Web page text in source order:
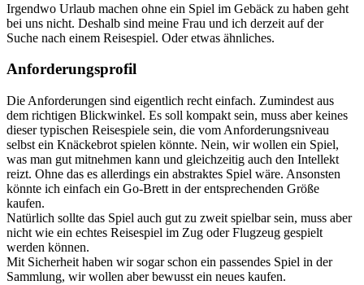
Irgendwo Urlaub machen ohne ein Spiel im Gebäck zu haben geht
bei uns nicht. Deshalb sind meine Frau und ich derzeit auf der
Suche nach einem Reisespiel. Oder etwas ähnliches.
Anforderungsprofil
Die Anforderungen sind eigentlich recht einfach. Zumindest aus
dem richtigen Blickwinkel. Es soll kompakt sein, muss aber keines
dieser typischen Reisespiele sein, die vom Anforderungsniveau
selbst ein Knäckebrot spielen könnte. Nein, wir wollen ein Spiel,
was man gut mitnehmen kann und gleichzeitig auch den Intellekt
reizt. Ohne das es allerdings ein abstraktes Spiel wäre. Ansonsten
könnte ich einfach ein Go-Brett in der entsprechenden Größe
kaufen.
Natürlich sollte das Spiel auch gut zu zweit spielbar sein, muss aber
nicht wie ein echtes Reisespiel im Zug oder Flugzeug gespielt
werden können.
Mit Sicherheit haben wir sogar schon ein passendes Spiel in der
Sammlung, wir wollen aber bewusst ein neues kaufen.